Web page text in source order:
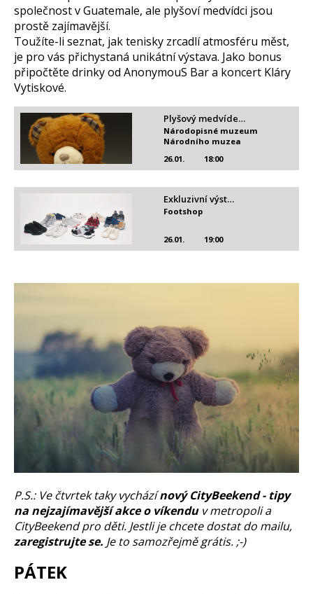
společnost v Guatemale, ale plyšoví medvídci jsou
prostě zajímavější.
Toužíte-li seznat, jak tenisky zrcadlí atmosféru měst,
je pro vás přichystaná unikátní výstava. Jako bonus
připočtěte drinky od AnonymouS Bar a koncert Kláry
Vytiskové.
Plyšový medvíde…
26.01. 18:00
Národopisné muzeum
Národního muzea
Exkluzivní výst…
26.01. 19:00
Footshop
P.S.: Ve čtvrtek taky vycházínový CityBeekend - tipy
na nejzajímavější akce o víkenduv metropoli a
CityBeekend pro děti. Jestli je chcete dostat do mailu,
zaregistrujte se. Je to samozřejmě grátis. ;-)
PÁTEK